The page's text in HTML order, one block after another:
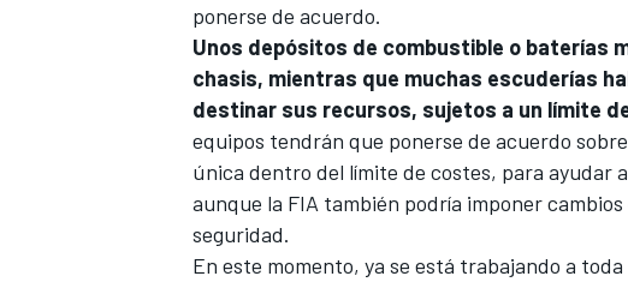
ponerse de acuerdo.
Unos depósitos de combustible o baterías
chasis, mientras que muchas escuderías
destinar sus recursos, sujetos a un límite
equipos tendrán que ponerse de acuerdo
única dentro del límite de costes, para ayudar
aunque la FIA también podría imponer
seguridad.
En este momento, ya se está trabajando a